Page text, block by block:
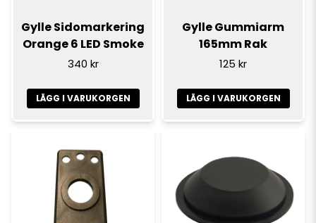
Gylle Sidomarkering
Orange 6 LED Smoke
340 kr
LÄGG I VARUKORGEN
Gylle Gummiarm
165mm Rak
125 kr
LÄGG I VARUKORGEN